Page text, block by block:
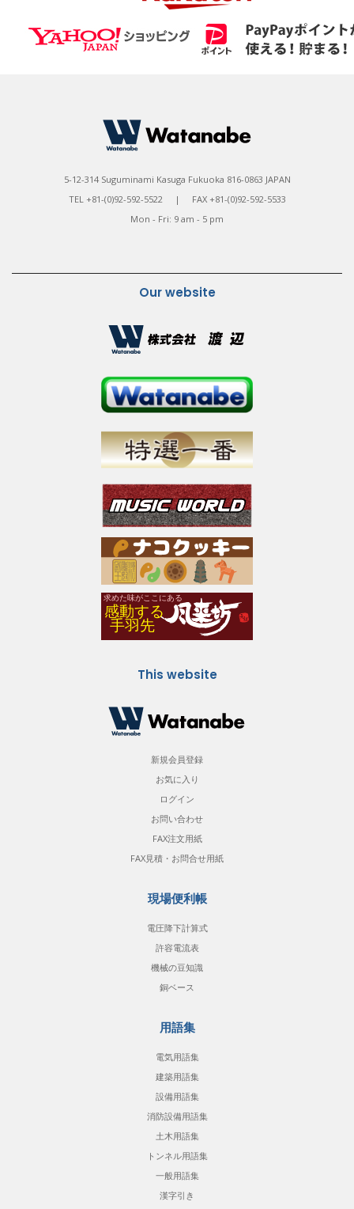
5-12-314 Suguminami Kasuga Fukuoka 816-0863 JAPAN
TEL +81-(0)92-592-5522 | FAX +81-(0)92-592-5533
Mon - Fri: 9 am - 5 pm
Our website
This website
新規会員登録
お気に入り
ログイン
お問い合わせ
FAX注文用紙
FAX見積・お問合せ用紙
現場便利帳
電圧降下計算式
許容電流表
機械の豆知識
銅ベース
用語集
電気用語集
建築用語集
設備用語集
消防設備用語集
土木用語集
トンネル用語集
一般用語集
漢字引き